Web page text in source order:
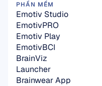
PHẦN MỀM
Emotiv Studio
EmotivPRO
Emotiv Play
EmotivBCI
BrainViz
Launcher
Brainwear App